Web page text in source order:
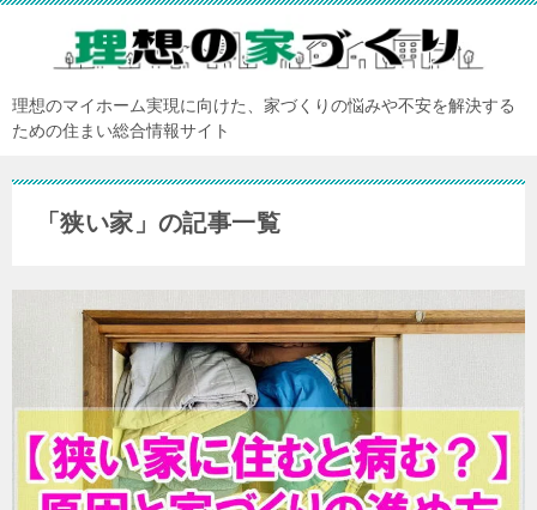
理想のマイホーム実現に向けた、家づくりの悩みや不安を解決する
ための住まい総合情報サイト
「狭い家」の記事一覧